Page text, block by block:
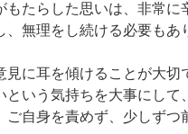
たらした思いは、非常に
無理をし続ける必要もあ
に耳を傾けることが大切
いう気持ちを大事にして
自身を責めず、少しずつ